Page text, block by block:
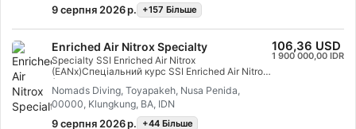
Тренування в басейні (приблизно 45 хвилин)>
рифі)> * Відправлення: 9:3045 хв. +/- трансфер
на швидкісному катері45 хв. +/- 1 занурення45
хв. Перерва на відпочинок/Surface Interval45
хв. +/- 1 занурення30 хв. +/- на швидкісному
катері туди й назад> * Повернення о 14:00 до
дайвінг-центру, обід — і це буде повний
щасливий день дайвінгу ????Ціна: 1 800 000
IDR*додатково сплатити 750 000 IDR за третє
9 серпня 2026 р. +157 Бiльше
Enriched Air Nitrox Specialty
Specialty SSI Enriched Air Nitrox
(EANx)Спеціальний курс SSI Enriched Air Nitrox
(EANx) - один з найпопулярніших курсів
дайвінгу, що дозволяє дайверам
використовувати дихальний газ з більш
високим вмістом кисню, ніж у звичайному
Nomads Diving, Toyapakeh, Nusa Penida,
00000, Klungkung, BA, IDN
9 серпня 2026 р. +44 Бiльше
106,36 USD
1 900 000,00 IDR